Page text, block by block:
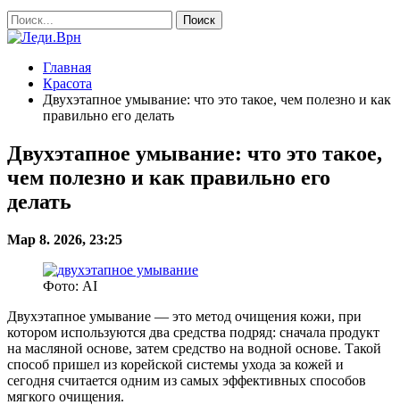
Главная
Красота
Двухэтапное умывание: что это такое, чем полезно и как
правильно его делать
Двухэтапное умывание: что это такое,
чем полезно и как правильно его
делать
Мар 8. 2026, 23:25
Фото: AI
Двухэтапное умывание — это метод очищения кожи, при
котором используются два средства подряд: сначала продукт
на масляной основе, затем средство на водной основе. Такой
способ пришел из корейской системы ухода за кожей и
сегодня считается одним из самых эффективных способов
мягкого очищения.